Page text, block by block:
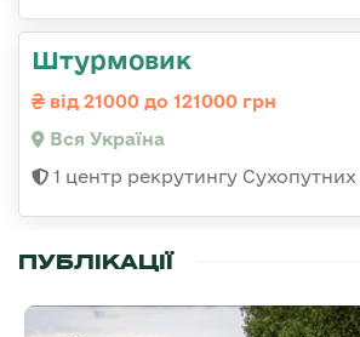
Штурмовик
від 21000 до 121000 грн
Вся Україна
1 центр рекрутингу Сухопутних
ПУБЛІКАЦІЇ